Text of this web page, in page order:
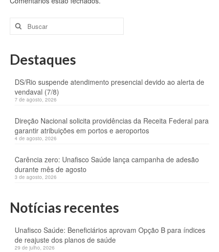
Buscar
por:
Destaques
DS/Rio suspende atendimento presencial devido ao alerta de
vendaval (7/8)
7 de agosto, 2026
Direção Nacional solicita providências da Receita Federal para
garantir atribuições em portos e aeroportos
4 de agosto, 2026
Carência zero: Unafisco Saúde lança campanha de adesão
durante mês de agosto
3 de agosto, 2026
Notícias recentes
Unafisco Saúde: Beneficiários aprovam Opção B para índices
de reajuste dos planos de saúde
29 de julho, 2026